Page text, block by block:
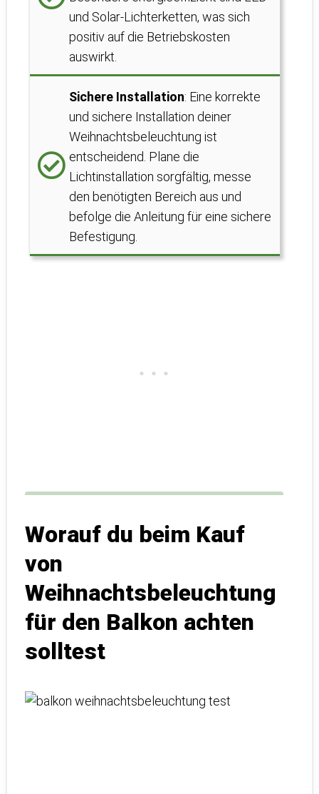
und Solar-Lichterketten, was sich
positiv auf die Betriebskosten
auswirkt.
Sichere Installation: Eine korrekte
und sichere Installation deiner
Weihnachtsbeleuchtung ist
entscheidend. Plane die
Lichtinstallation sorgfältig, messe
den benötigten Bereich aus und
befolge die Anleitung für eine sichere
Befestigung.
Worauf du beim Kauf
von
Weihnachtsbeleuchtung
für den Balkon achten
solltest